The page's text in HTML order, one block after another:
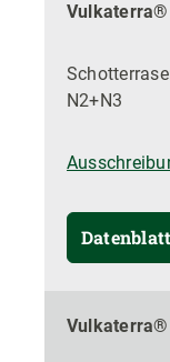
Vulkaterra®
N2+N3
Datenblatt
Vulkaterra®